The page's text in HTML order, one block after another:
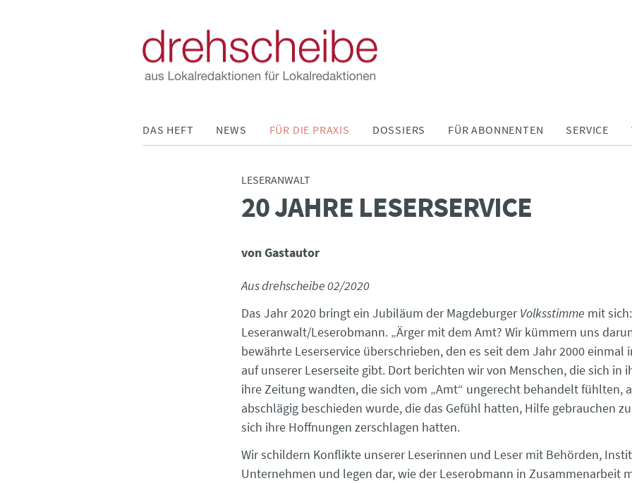
DAS HEFT NEWS FÜR DIE PRAXIS DOSSIERS FÜR ABONNENTEN SERVICE
LESERANWALT
:20 JAHRE LESERSERVICE
von Gastautor
Aus drehscheibe 02/2020
Das Jahr 2020 bringt ein Jubiläum der ­MagdeburgerVolksstimme mit
Leseranwalt/Leserobmann. „Ärger mit dem Amt? Wir kümmern uns
bewährte Leserservice überschrieben, den es seit dem Jahr 2000 einmal
auf unserer Leserseite gibt. Dort berichten wir von Menschen, die sich in
ihre Zeitung wandten, die sich vom „Amt“ ungerecht behandelt fühlten,
abschlägig beschieden wurde, die das ­Gefühl hatten, Hilfe gebrauchen
sich ihre Hoffnungen zerschlagen hatten.
Wir schildern Konflikte unserer Leserinnen und Leser mit Behörden,
Unternehmen und legen dar, wie der Leserobmann in Zusammenarbeit